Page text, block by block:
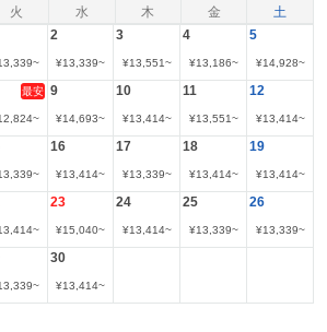
火 水 木 金 土
~
2
¥13,339~
3
¥13,551~
4
¥13,186~
5
¥14,928~
最安
~
9
¥14,693~
10
¥13,414~
11
¥13,551~
12
¥13,414~
~
16
¥13,414~
17
¥13,339~
18
¥13,414~
19
¥13,414~
~
23
¥15,040~
24
¥13,414~
25
¥13,339~
26
¥13,339~
~
30
¥13,414~